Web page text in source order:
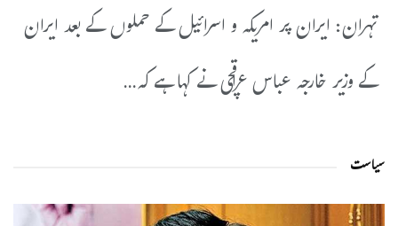
تہران: ایران پر امریکہ و اسرائیل کے حملوں کے بعد ایران
کے وزیر خارجہ عباس عراقچی نے کہا ہے کہ...
سیاست